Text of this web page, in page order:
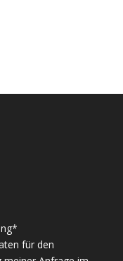
*
für den